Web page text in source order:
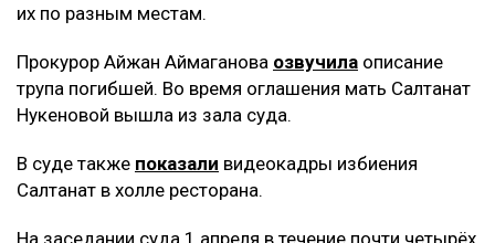
их по разным местам.
Прокурор Айжан Аймаганова озвучила описание
трупа погибшей. Во время оглашения мать Салтанат
Нукеновой вышла из зала суда.
В суде также показали видеокадры избиения
Салтанат в холле ресторана.